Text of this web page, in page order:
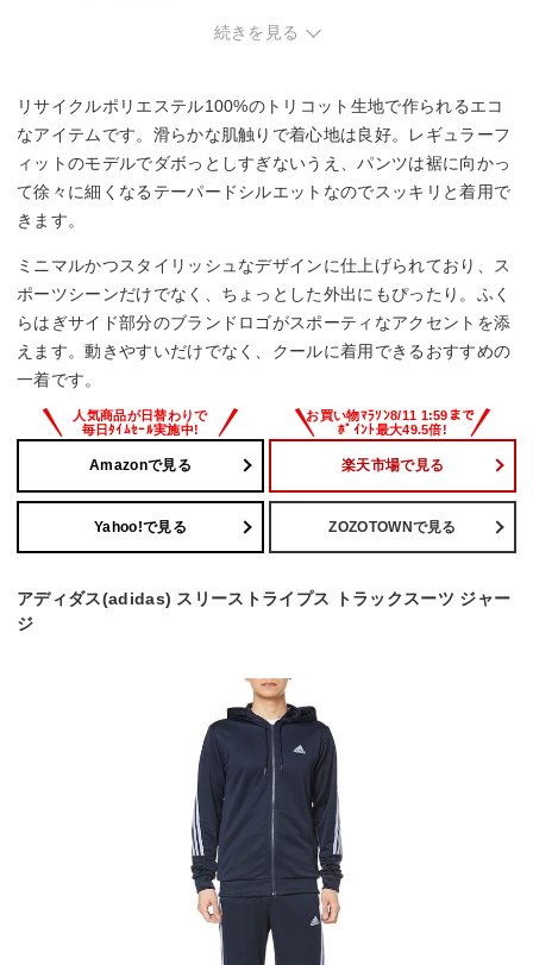
・厚手の生地を求める方。トリコット生地は薄めの仕上が
り。
続きを見る
リサイクルポリエステル100%のトリコット生地で作られるエコ
なアイテムです。滑らかな肌触りで着心地は良好。レギュラーフ
ィットのモデルでダボっとしすぎないうえ、パンツは裾に向かっ
て徐々に細くなるテーパードシルエットなのでスッキリと着用で
きます。
ミニマルかつスタイリッシュなデザインに仕上げられており、ス
ポーツシーンだけでなく、ちょっとした外出にもぴったり。ふく
らはぎサイド部分のブランドロゴがスポーティなアクセントを添
えます。動きやすいだけでなく、クールに着用できるおすすめの
一着です。
Amazonで見る 楽天市場で見る
Yahoo!で見る ZOZOTOWNで見る
アディダス(adidas) スリーストライプス トラックスーツ ジャー
ジ